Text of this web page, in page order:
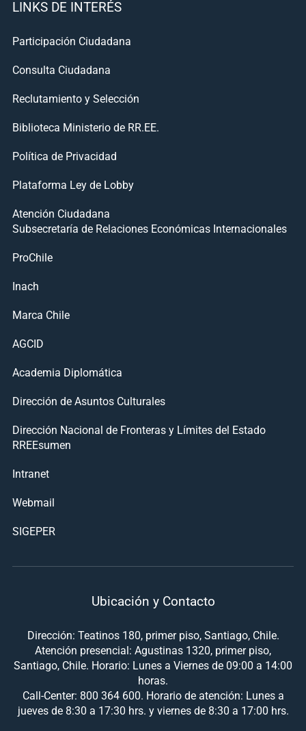
LINKS DE INTERÉS
Participación Ciudadana
Consulta Ciudadana
Reclutamiento y Selección
Biblioteca Ministerio de RR.EE.
Política de Privacidad
Plataforma Ley de Lobby
Atención Ciudadana
Subsecretaría de Relaciones Económicas Internacionales
ProChile
Inach
Marca Chile
AGCID
Academia Diplomática
Dirección de Asuntos Culturales
Dirección Nacional de Fronteras y Límites del Estado
RREEsumen
Intranet
Webmail
SIGEPER
Ubicación y Contacto
Dirección: Teatinos 180, primer piso, Santiago, Chile.
Atención presencial: Agustinas 1320, primer piso,
Santiago, Chile. Horario: Lunes a Viernes de 09:00 a 14:00
horas.
Call-Center: 800 364 600. Horario de atención: Lunes a
jueves de 8:30 a 17:30 hrs. y viernes de 8:30 a 17:00 hrs.